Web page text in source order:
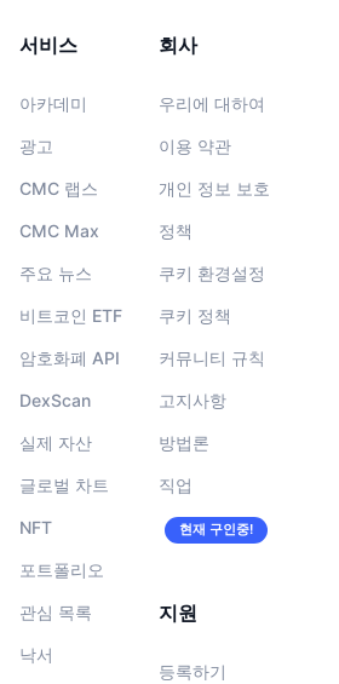
서비스
아카데미
광고
CMC 랩스
CMC Max
주요 뉴스
비트코인 ETF
암호화폐 API
DexScan
실제 자산
글로벌 차트
NFT
포트폴리오
관심 목록
낙서
회사
우리에 대하여
이용 약관
개인 정보 보호
정책
쿠키 환경설정
쿠키 정책
커뮤니티 규칙
고지사항
방법론
직업
현재 구인중!
지원
등록하기